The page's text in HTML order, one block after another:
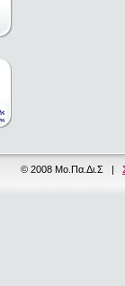
© 2008 Μο.Πα.Δι.Σ |